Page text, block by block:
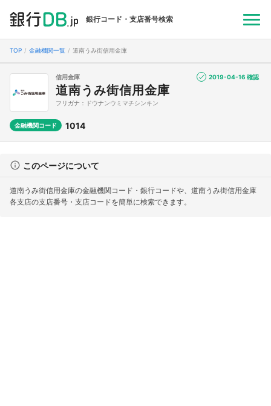
銀行コード・支店番号検索
TOP 金融機関一覧 道南うみ街信用金庫
信用金庫
道南うみ街信用金庫
フリガナ：ドウナンウミマチシンキン
金融機関コード 1014
2019-04-16 確認
このページについて
道南うみ街信用金庫の金融機関コード・銀行コードや、道南うみ街信用金庫
各支店の支店番号・支店コードを簡単に検索できます。